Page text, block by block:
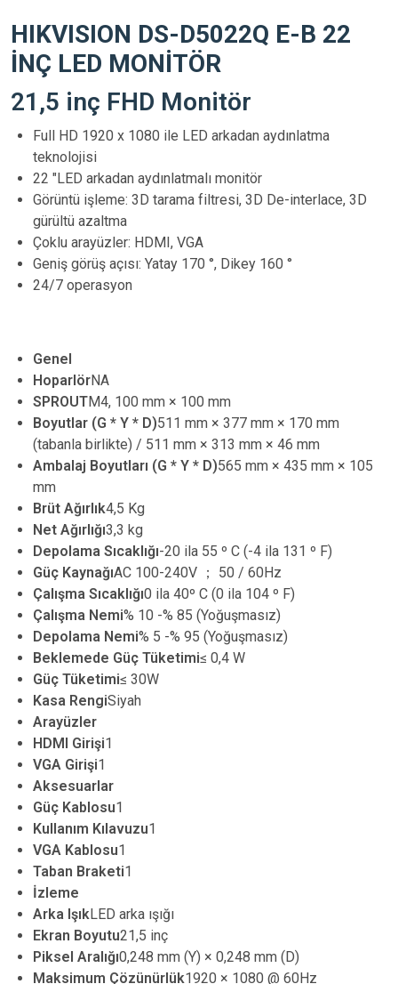
HIKVISION DS-D5022Q E-B 22
İNÇ LED MONİTÖR
21,5 inç FHD Monitör
Full HD 1920 x 1080 ile LED arkadan aydınlatma
teknolojisi
22 "LED arkadan aydınlatmalı monitör
Görüntü işleme: 3D tarama filtresi, 3D De-interlace, 3D
gürültü azaltma
Çoklu arayüzler: HDMI, VGA
Geniş görüş açısı: Yatay 170 °, Dikey 160 °
24/7 operasyon
Genel
HoparlörNA
SPROUTM4, 100 mm × 100 mm
Boyutlar (G * Y * D)511 mm × 377 mm × 170 mm
(tabanla birlikte) / 511 mm × 313 mm × 46 mm
Ambalaj Boyutları (G * Y * D)565 mm × 435 mm × 105
mm
Brüt Ağırlık4,5 Kg
Net Ağırlığı3,3 kg
Depolama Sıcaklığı-20 ila 55 º C (-4 ila 131 º F)
Güç KaynağıAC 100-240V ； 50 / 60Hz
Çalışma Sıcaklığı0 ila 40º C (0 ila 104 º F)
Çalışma Nemi% 10 -% 85 (Yoğuşmasız)
Depolama Nemi% 5 -% 95 (Yoğuşmasız)
Beklemede Güç Tüketimi≤ 0,4 W
Güç Tüketimi≤ 30W
Kasa RengiSiyah
Arayüzler
HDMI Girişi1
VGA Girişi1
Aksesuarlar
Güç Kablosu1
Kullanım Kılavuzu1
VGA Kablosu1
Taban Braketi1
İzleme
Arka IşıkLED arka ışığı
Ekran Boyutu21,5 inç
Piksel Aralığı0,248 mm (Y) × 0,248 mm (D)
Maksimum Çözünürlük1920 × 1080 @ 60Hz